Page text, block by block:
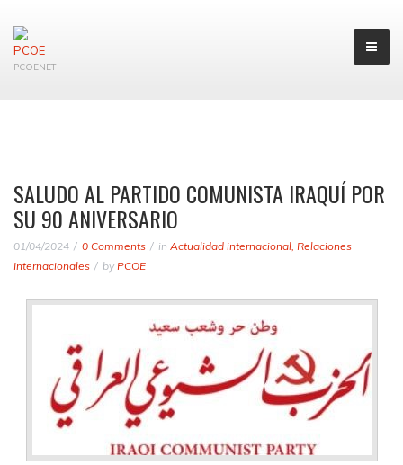
PCOENET
SALUDO AL PARTIDO COMUNISTA IRAQUÍ POR
SU 90 ANIVERSARIO
01/04/2024 0 Comments in Actualidad internacional, Relaciones
Internacionales
by PCOE